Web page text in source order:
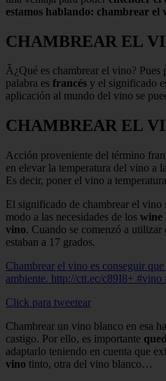
estamos hablando: chambrear el
CHAMBREAR EL
Â¿Qué es chambrear el vino? Pues
palabra es francés y el significado
aplicación al mundo del vino se
CHAMBREAR EL
Acción proveniente del término
en elevar la temperatura del vino a
Es decir, poner el vino a
El significado de chambrear el vino
modo a las necesidades de los wine
vino. Cuando se comenzó a utilizar
estaban a 17 grados.
Chambrear el vino es conseguir
ambiente. http://ctt.ec/c89I8+
Click para tweetear
Chambrear un vino blanco en esa
castigo. Por ello, es importante
adaptarlo teniendo en cuenta que
vino tinto, otra del vino blanco…